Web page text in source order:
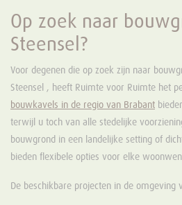
Op zoek naar
Steensel?
Voor degenen die op zoek zijn naar
Steensel , heeft Ruimte voor Ruimte het
bouwkavels in de regio van Brabant
terwijl u toch van alle stedelijke
bouwgrond in een landelijke setting of
bieden flexibele opties voor elke
De beschikbare projecten in de omgeving